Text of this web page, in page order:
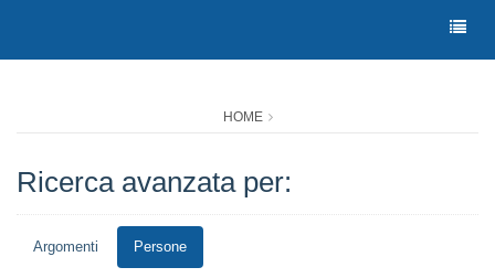
HOME
Ricerca avanzata per:
Argomenti Persone